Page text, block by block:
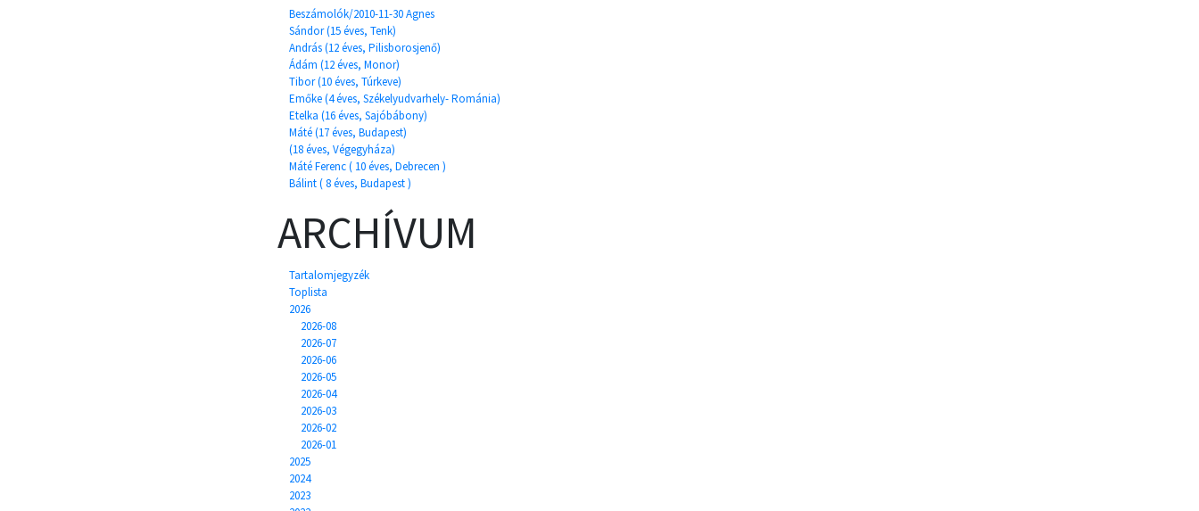
Beszámolók/2010-11-30 Agnes
Sándor (15 éves, Tenk)
András (12 éves, Pilisborosjenő)
Ádám (12 éves, Monor)
Tibor (10 éves, Túrkeve)
Emőke (4 éves, Székelyudvarhely- Románia)
Etelka (16 éves, Sajóbábony)
Máté (17 éves, Budapest)
(18 éves, Végegyháza)
Máté Ferenc ( 10 éves, Debrecen )
Bálint ( 8 éves, Budapest )
ARCHÍVUM
Tartalomjegyzék
Toplista
2026
2026-08
2026-07
2026-06
2026-05
2026-04
2026-03
2026-02
2026-01
2025
2024
2023